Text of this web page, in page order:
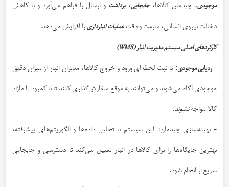
موجودی، چیدمان کالاها،جابجایی،برداشت و ارسال را فراهم می‌آورد و با کاهش
دخالت نیروی انسانی، سرعت و دقتعملیات انبارداری را افزایش می‌دهد.
کارکردهای اصلی سیستم مدیریت انبار (WMS)
-ردیابی موجودی: با ثبت لحظه‌ای ورود و خروج کالاها، مدیران انبار از میزان دقیق
موجودی آگاه می‌شوند و می‌توانند به موقع سفارش‌گذاری کنند تا با کمبود یا مازاد
کالا مواجهنشوند.
- بهینه‌سازی چیدمان: این سیستم با تحلیل داده‌ها و الگوریتم‌های پیشرفته،
بهترین جایگاه‌ها را برای کالاها در انبار تعیین می‌کند تا دسترسی و جابجایی
سریع‌تر انجام شود.